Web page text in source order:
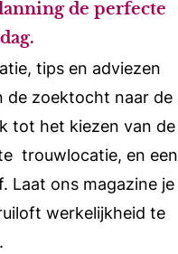
de perfecte
tips en adviezen
de zoektocht naar de
tot het kiezen van de
trouwlocatie, en een
Laat ons magazine je
werkelijkheid te